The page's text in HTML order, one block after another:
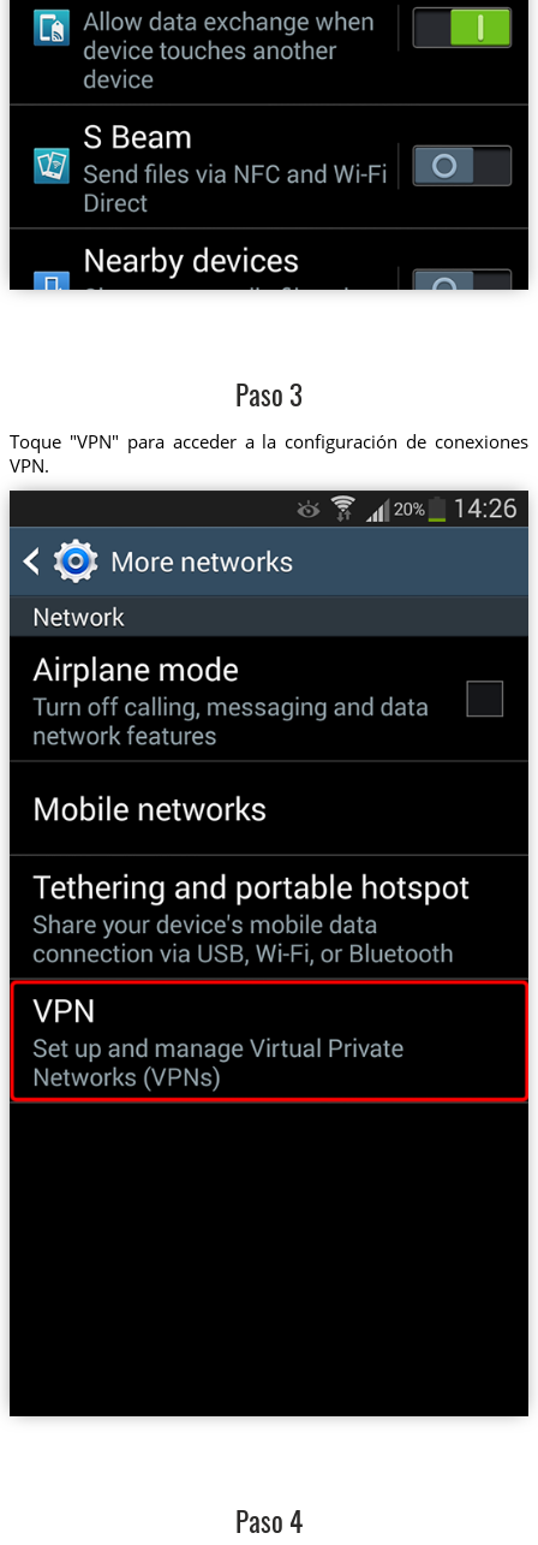
Paso 3
Toque "VPN" para acceder a la configuración de conexiones
VPN.
Paso 4